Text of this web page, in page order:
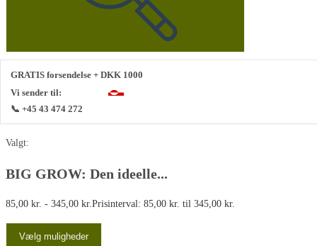
GRATIS forsendelse + DKK 1000
Vi sender til:
📞 +45 43 474 272
Valgt:
BIG GROW: Den ideelle...
85,00 kr. - 345,00 kr.Prisinterval: 85,00 kr. til 345,00 kr.
Vælg muligheder